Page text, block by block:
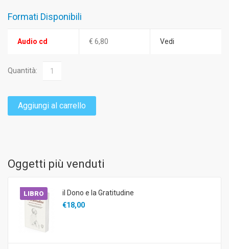
Formati Disponibili
Audio cd € 6,80 Vedi
Quantità:
Aggiungi al carrello
Oggetti più venduti
LIBRO
il Dono e la Gratitudine
€18,00